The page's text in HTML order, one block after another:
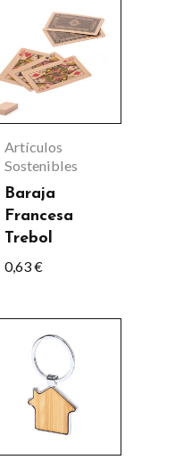
página
de
producto
Artículos
Sostenibles
Baraja
Francesa
Trebol
0,63€